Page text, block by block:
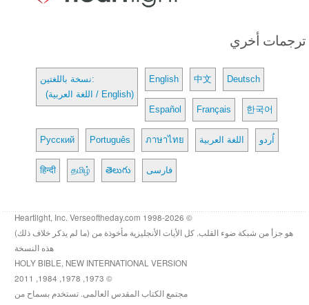
ترجمات أخري
نسخة باللغتين:
(اللغة العربية / English)
English 中文 Deutsch
Español Français 한국어
Русский Português ภาษาไทย اللغة العربية اُردو
हिन्दी தமிழ் తెలుగు فارسی
© 1998-2026 Heartlight, Inc. Verseoftheday.com
هو جزأ من شبكة ضوء القلب. كل الأيات الأنجليزية مأخوذة من (ما لم يذكر خلاف ذلك)
هذه النسخة
HOLY BIBLE, NEW INTERNATIONAL VERSION
© 1973, 1978, 1984, 2011
مجتمع الكتاب المقدس العالمى. تستخدم بسماح من